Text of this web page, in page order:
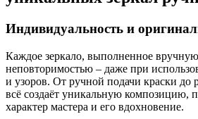
Индивидуальность и
Каждое зеркало, выполненное
неповторимостью – даже при
и узоров. От ручной подачи краски до
всё создаёт уникальную композицию,
характер мастера и его вдохновение.